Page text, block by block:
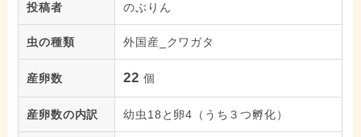
投稿者 のぶりん
虫の種類 外国産_クワガタ
産卵数 22 個
産卵数の内訳 幼虫18と卵4（うち３つ孵化）